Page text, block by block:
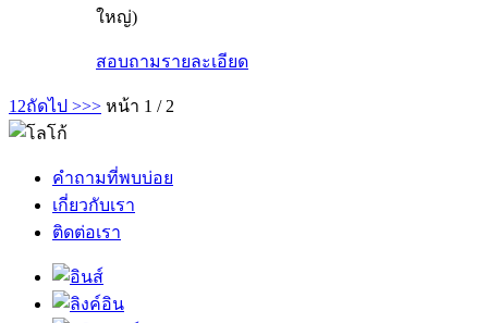
ใหญ่)
สอบถามรายละเอียด
1 2ถัดไป >>> หน้า 1 / 2
คำถามที่พบบ่อย
เกี่ยวกับเรา
ติดต่อเรา